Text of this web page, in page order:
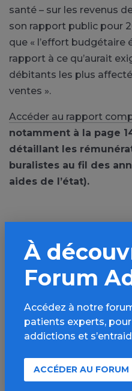
santé – sur les revenus
son rapport public pour
que « l’effort
rapport à ce qu’aurait
débitants les plus
ventes ».
Accéder au rapport
notamment à la page
détaillant les
buralistes au fil des
aides de l’état).
Facebook
LinkedIn
SMS
À
Forum
Accédez à notre
patients experts,
addictions et
ACCÉDER AU FORUM